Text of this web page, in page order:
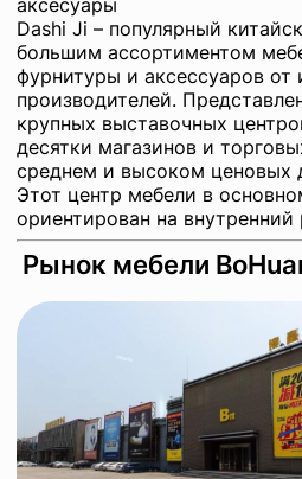
аксесуары
Dashi Ji – популярный
большим ассортиментом
фурнитуры и аксессуаров от
производителей.
крупных выставочных
десятки магазинов и
среднем и высоком ценовых
Этот центр мебели в
ориентирован на внутренний
Рынок мебели